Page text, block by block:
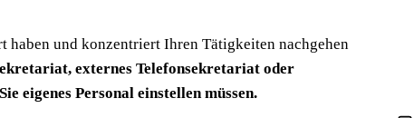
und konzentriert Ihren Tätigkeiten nachgehen
externes Telefonsekretariat oder
eigenes Personal einstellen müssen.